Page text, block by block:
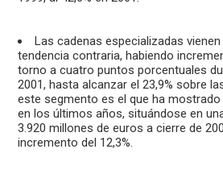
Las cadenas especializadas
tendencia contraria, habiendo
torno a cuatro puntos porcentuales
2001, hasta alcanzar el 23,9% sobre
este segmento es el que ha
en los últimos años, situándose en
3.920 millones de euros a cierre de
incremento del 12,3%.